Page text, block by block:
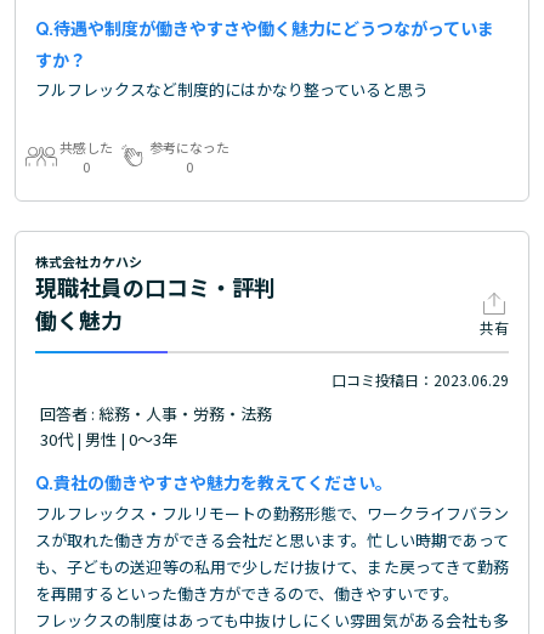
待遇や制度が働きやすさや働く魅力にどうつながっていま
すか？
フルフレックスなど制度的にはかなり整っていると思う
共感した
0
参考になった
0
株式会社カケハシ
現職社員の口コミ・評判
働く魅力
共有
口コミ投稿日：2023.06.29
回答者 : 総務・人事・労務・法務
30代 | 男性 | 0～3年
貴社の働きやすさや魅力を教えてください。
フルフレックス・フルリモートの勤務形態で、ワークライフバラン
スが取れた働き方ができる会社だと思います。忙しい時期であって
も、子どもの送迎等の私用で少しだけ抜けて、また戻ってきて勤務
を再開するといった働き方ができるので、働きやすいです。
フレックスの制度はあっても中抜けしにくい雰囲気がある会社も多